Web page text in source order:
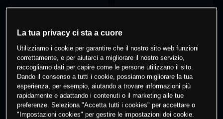
0 % dei clienti hanno posizioni
questo prodotto
Fai trading
La tua privacy ci sta a cuore
Utilizziamo i cookie per garantire che il nostro sito web funzioni
correttamente, e per aiutarci a migliorare il nostro servizio,
raccogliamo dati per capire come le persone utilizzano il sito.
Dando il consenso a tutti i cookie, possiamo migliorare la tua
esperienza, per esempio, aiutando a trovare informazioni più
rapidamente e adattando i contenuti o il marketing alle tue
preferenze. Seleziona "Accetta tutti i cookies" per accettare o
"Impostazioni cookies" per gestire le impostazioni dei cookie.